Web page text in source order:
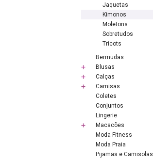
Jaquetas
Kimonos
Moletons
Sobretudos
Tricots
Bermudas
Blusas
Calças
Camisas
Coletes
Conjuntos
Lingerie
Macacões
Moda Fitness
Moda Praia
Pijamas e Camisolas